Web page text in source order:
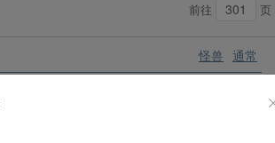
前往 页
怪兽 通常